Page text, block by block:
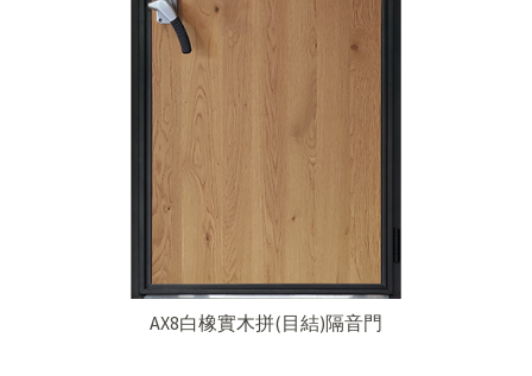
AX8白橡實木拼(目結)隔音門